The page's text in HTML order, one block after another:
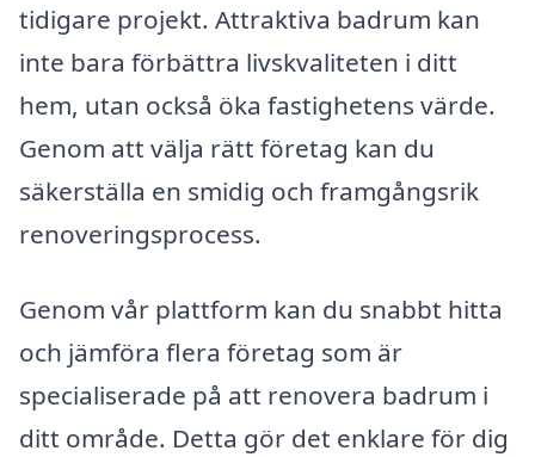
tidigare projekt. Attraktiva badrum kan
inte bara förbättra livskvaliteten i ditt
hem, utan också öka fastighetens värde.
Genom att välja rätt företag kan du
säkerställa en smidig och framgångsrik
renoveringsprocess.
Genom vår plattform kan du snabbt hitta
och jämföra flera företag som är
specialiserade på att renovera badrum i
ditt område. Detta gör det enklare för dig